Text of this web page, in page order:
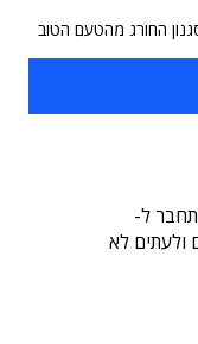
החורג מהטעם הטוב
ל-
ולעתים לא